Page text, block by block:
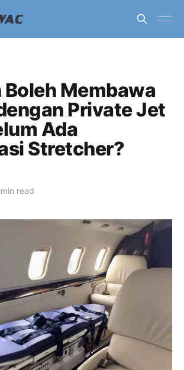
Membawa
Private Jet
Ada
Stretcher?
read